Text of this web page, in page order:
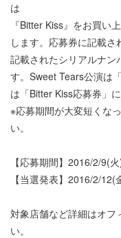
は
『Bitter Kiss』をお買い
します。応募券に記載
記載されたシリアルナン
す。Sweet Tears公演は
は「Bitter Kiss応募券」
※応募期間が大変短くな
い。
【応募期間】2016/2/9(
【当選発表】2016/2/12(
対象店舗など詳細はオフ
い。